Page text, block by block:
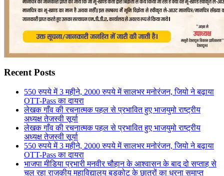
Recent Posts
550 रुपये में 3 महीने, 2000 रुपये में सालभर मनोरंजन, जियो ने बढ़ाया
OTT-Pass का दायरा
लेखक गाँव की रचनात्मक पहल से प्रभावित हुए भाजयुमो राष्ट्रीय
अध्यक्ष तेजस्वी सूर्या
लेखक गाँव की रचनात्मक पहल से प्रभावित हुए भाजयुमो राष्ट्रीय
अध्यक्ष तेजस्वी सूर्या
550 रुपये में 3 महीने, 2000 रुपये में सालभर मनोरंजन, जियो ने बढ़ाया
OTT-Pass का दायरा
भाजपा मीडिया प्रभारी मनवीर चौहान के आश्वासन के बाद दो सप्ताह से
चल रहा राजकीय महाविद्यालय बड़कोट के छात्रों का धरना समाप्त